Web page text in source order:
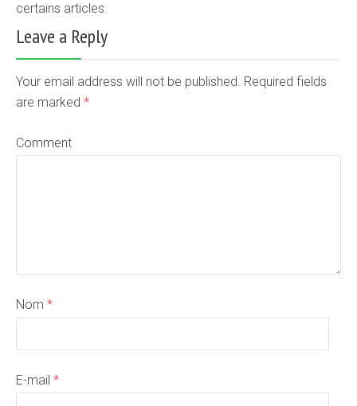
certains articles.
Leave a Reply
Your email address will not be published. Required fields
are marked *
Comment
Nom *
E-mail *